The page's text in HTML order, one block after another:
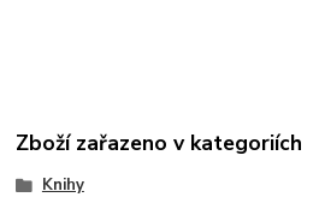
Zboží zařazeno v kategoriích
Knihy